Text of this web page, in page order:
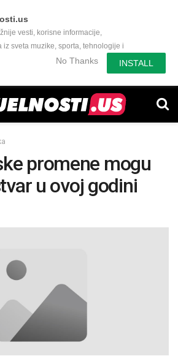
vesti, korisne informacije,
iz sveta muzike, sporta, tehnologije i
toga zanimljivog.No Thanks INSTALL
promene mogu
u ovoj godini